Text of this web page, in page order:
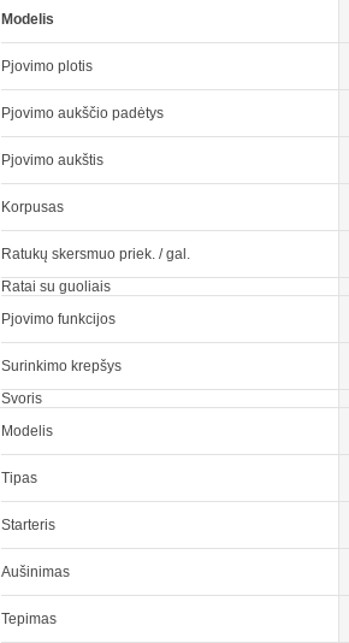
Modelis
Pjovimo plotis
Pjovimo aukščio padėtys
Pjovimo aukštis
Korpusas
Ratukų skersmuo priek. / gal.
Ratai su guoliais
Pjovimo funkcijos
Surinkimo krepšys
Svoris
Modelis
Tipas
Starteris
Aušinimas
Tepimas